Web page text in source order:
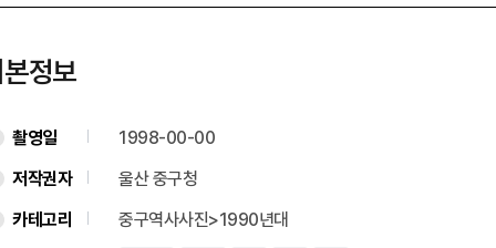
정보
촬영일
1998-00-00
저작권자
울산 중구청
카테고리
중구역사사진>1990년대